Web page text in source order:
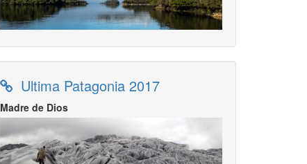
Ultima Patagonia 2017
Madre de Dios